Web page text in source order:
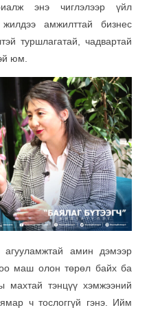
энэ чиглэлээр үйл
амжилттай бизнес
туршлагатай, чадвартай
юм.
амин дэмээр
маш олон төрөл байх ба
махтай тэнцүү хэмжээний
ч тослоггүй гэнэ. Ийм